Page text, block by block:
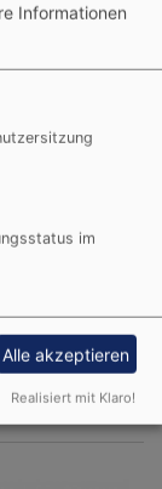
Informationen
im
Alle akzeptieren
Realisiert mit Klaro!